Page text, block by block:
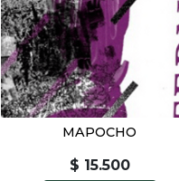
MAPOCHO
$ 15.500